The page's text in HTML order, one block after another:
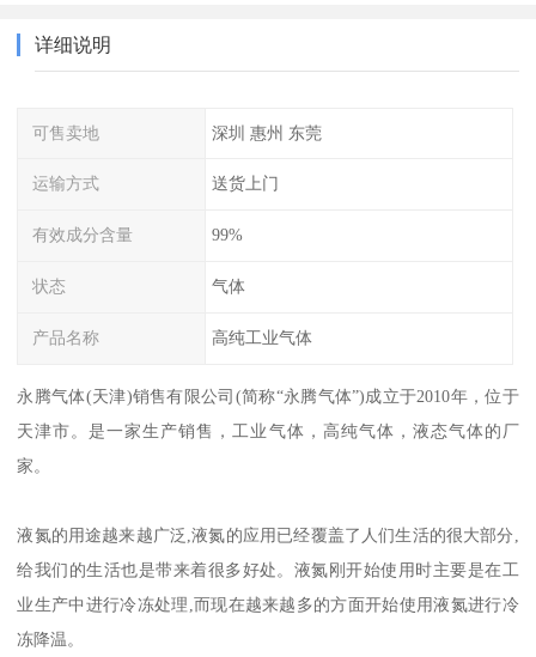
详细说明
可售卖地 深圳 惠州 东莞
运输方式 送货上门
有效成分含量 99%
状态 气体
产品名称 高纯工业气体
永腾气体(天津)销售有限公司(简称“永腾气体”)成立于2010年，位于
天津市。是一家生产销售，工业气体，高纯气体，液态气体的厂
家。
液氮的用途越来越广泛,液氮的应用已经覆盖了人们生活的很大部分,
给我们的生活也是带来着很多好处。液氮刚开始使用时主要是在工
业生产中进行冷冻处理,而现在越来越多的方面开始使用液氮进行冷
冻降温。